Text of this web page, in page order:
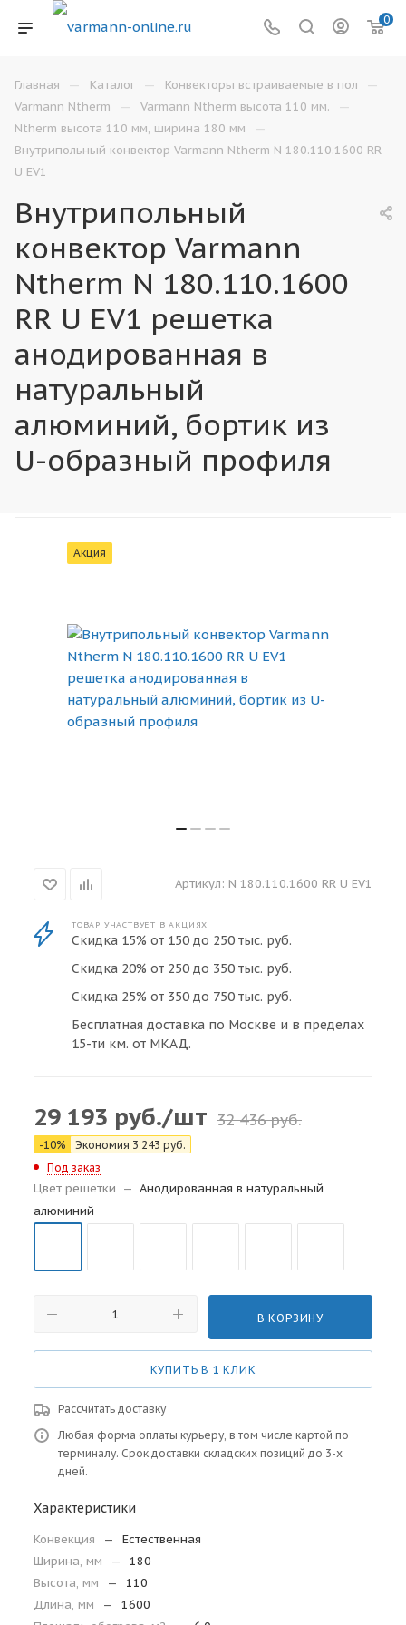
0
Главная — Каталог — Конвекторы встраиваемые в пол —
Varmann Ntherm — Varmann Ntherm высота 110 мм. —
Ntherm высота 110 мм, ширина 180 мм —
Внутрипольный конвектор Varmann Ntherm N 180.110.1600 RR
U EV1
Внутрипольный
конвектор Varmann
Ntherm N 180.110.1600
RR U EV1 решетка
анодированная в
натуральный
алюминий, бортик из
U-образный профиля
Акция
Артикул: N 180.110.1600 RR U EV1
ТОВАР УЧАСТВУЕТ В АКЦИЯХ
Скидка 15% от 150 до 250 тыс. руб.
Скидка 20% от 250 до 350 тыс. руб.
Скидка 25% от 350 до 750 тыс. руб.
Бесплатная доставка по Москве и в пределах
15-ти км. от МКАД.
29 193 руб./шт 32 436руб.
-10% Экономия 3 243 руб.
Под заказ
Цвет решетки — Анодированная в натуральный
алюминий
В КОРЗИНУ
КУПИТЬ В 1 КЛИК
Рассчитать доставку
Любая форма оплаты курьеру, в том числе картой по
терминалу. Срок доставки складских позиций до 3-х
дней.
Характеристики
Конвекция —
Естественная
Ширина, мм
—
180
Высота, мм
—
110
Длина, мм
—
1600